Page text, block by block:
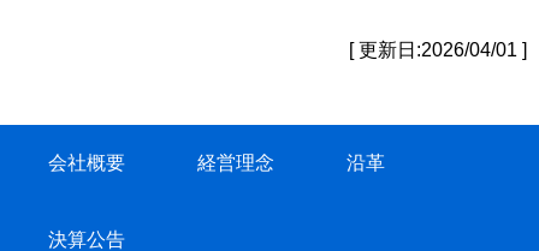
[ 更新日:2026/04/01 ]
会社概要 経営理念 沿革
決算公告